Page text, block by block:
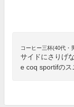
コーヒー三杯(40代・
サイドにさりげ
e coq sportifのス